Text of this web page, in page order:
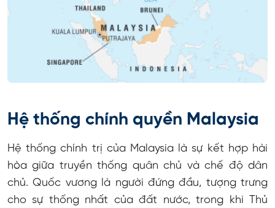
Hệ thống chính quyền Malaysia
Hệ thống chính trị của Malaysia là sự kết hợp hài
hòa giữa truyền thống quân chủ và chế độ dân
chủ. Quốc vương là người đứng đầu, tượng trưng
cho sự thống nhất của đất nước, trong khi Thủ